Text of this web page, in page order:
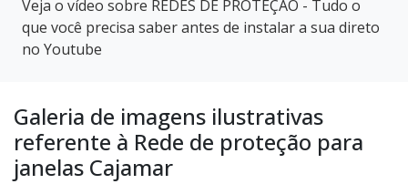
Veja o vídeo sobre REDES DE PROTEÇÃO - Tudo o
que você precisa saber antes de instalar a sua direto
no Youtube
Galeria de imagens ilustrativas
referente à Rede de proteção para
janelas Cajamar